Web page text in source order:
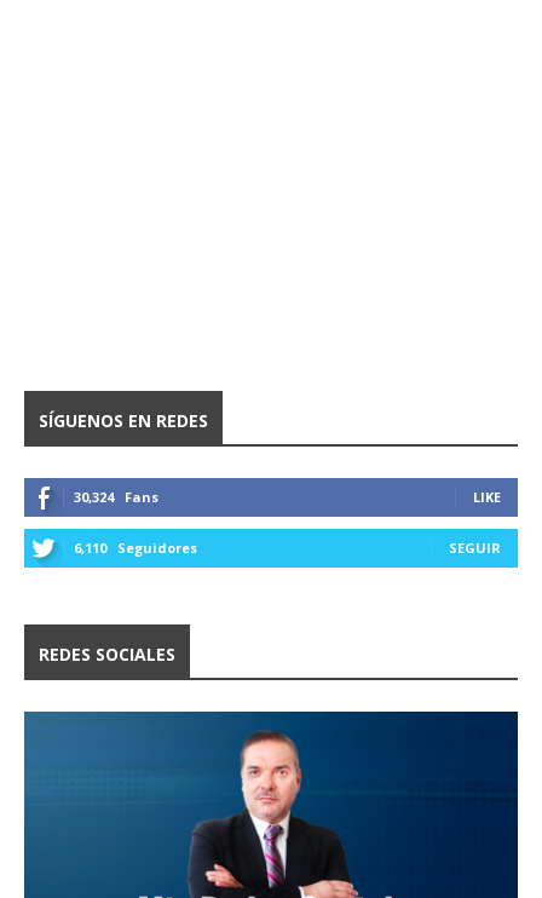
SÍGUENOS EN REDES
30,324 Fans LIKE
6,110 Seguidores SEGUIR
REDES SOCIALES